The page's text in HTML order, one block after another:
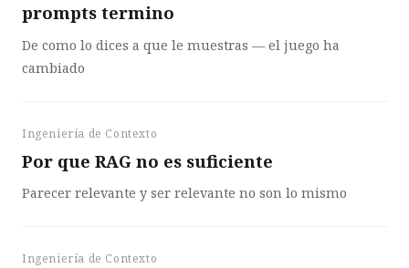
prompts termino
De como lo dices a que le muestras — el juego ha
cambiado
Ingeniería de Contexto
Por que RAG no es suficiente
Parecer relevante y ser relevante no son lo mismo
Ingeniería de Contexto